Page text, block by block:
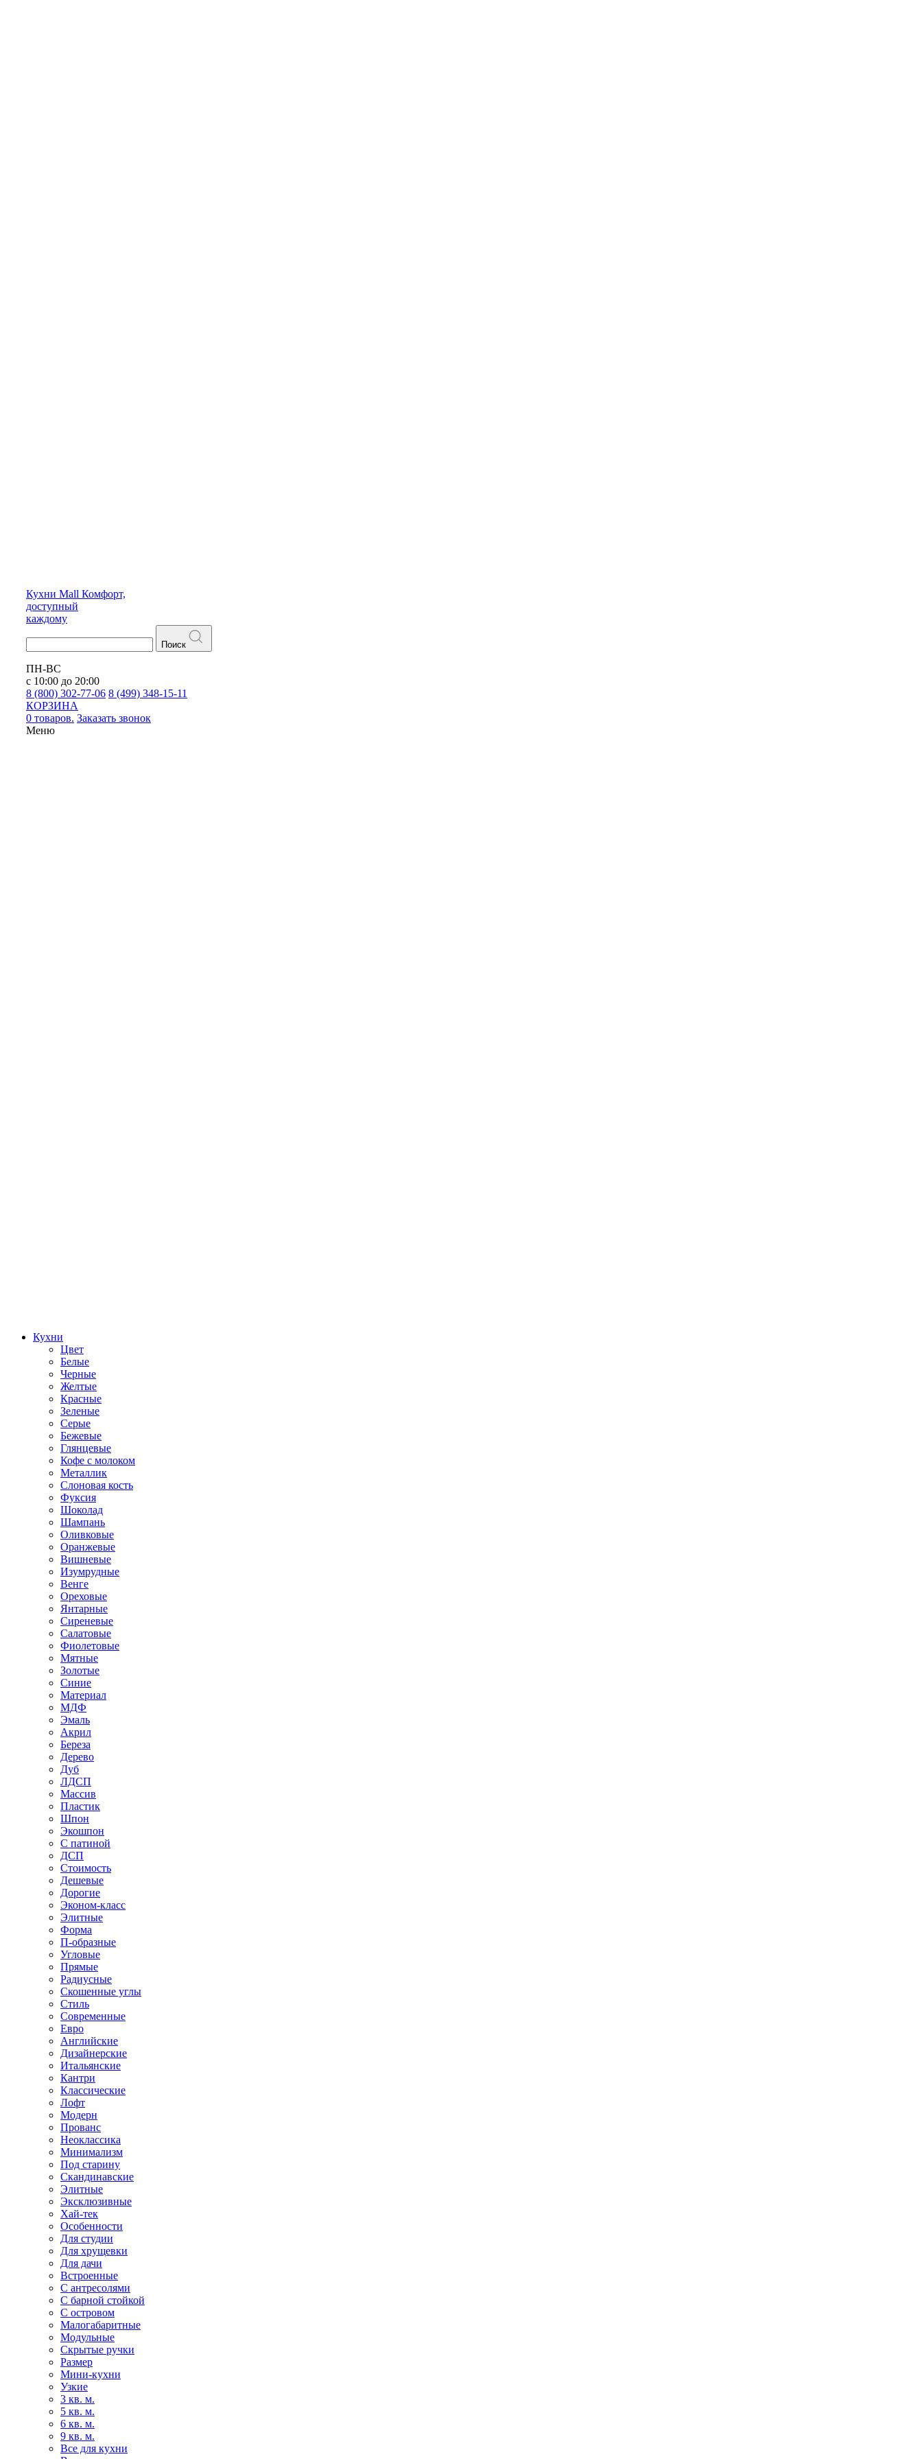
Кухни Mall Комфорт,
доступный
каждому
Поиск
ПН-ВС
с 10:00 до 20:00
8 (800) 302-77-06 8 (499) 348-15-11
КОРЗИНА
0 товаров. Заказать звонок
Меню
Кухни
Цвет
Белые
Черные
Желтые
Красные
Зеленые
Серые
Бежевые
Глянцевые
Кофе с молоком
Металлик
Слоновая кость
Фуксия
Шоколад
Шампань
Оливковые
Оранжевые
Вишневые
Изумрудные
Венге
Ореховые
Янтарные
Сиреневые
Салатовые
Фиолетовые
Мятные
Золотые
Синие
Материал
МДФ
Эмаль
Акрил
Береза
Дерево
Дуб
ЛДСП
Массив
Пластик
Шпон
Экошпон
С патиной
ДСП
Стоимость
Дешевые
Дорогие
Эконом-класс
Элитные
Форма
П-образные
Угловые
Прямые
Радиусные
Скошенные углы
Стиль
Современные
Евро
Английские
Дизайнерские
Итальянские
Кантри
Классические
Лофт
Модерн
Прованс
Неоклассика
Минимализм
Под старину
Скандинавские
Элитные
Эксклюзивные
Хай-тек
Особенности
Для студии
Для хрущевки
Для дачи
Встроенные
С антресолями
С барной стойкой
С островом
Малогабаритные
Модульные
Скрытые ручки
Размер
Мини-кухни
Узкие
3 кв. м.
5 кв. м.
6 кв. м.
9 кв. м.
Все для кухни